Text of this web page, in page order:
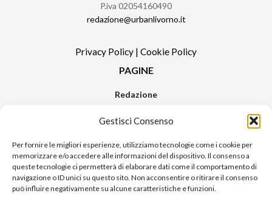
Gestisci Consenso
Per fornire le migliori esperienze, utilizziamo tecnologie come i cookie per
memorizzare e/o accedere alle informazioni del dispositivo. Il consenso a
queste tecnologie ci permetterà di elaborare dati come il comportamento di
navigazione o ID unici su questo sito. Non acconsentire o ritirare il consenso
può influire negativamente su alcune caratteristiche e funzioni.
P.iva 02054160490
redazione@urbanlivorno.it
Privacy Policy | Cookie Policy
PAGINE
Redazione
Pubblicità
Sitemap
RUBRICHE
Notizie in Primo Piano